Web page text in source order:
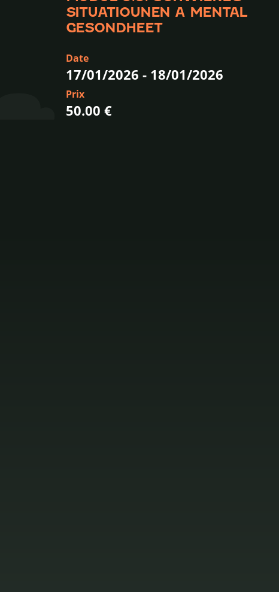
SITUATIOUNEN A MENTAL
GESONDHEET
Date
17/01/2026 - 18/01/2026
Prix
50.00 €